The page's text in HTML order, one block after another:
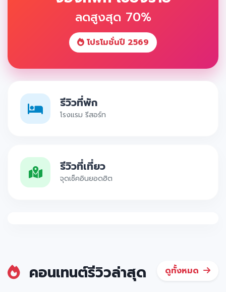
ลดสูงสุด 70%
โปรโมชั่นปี 2569
รีวิวที่พัก
โรงแรม รีสอร์ท
รีวิวที่เที่ยว
จุดเช็คอินยอดฮิต
คอนเทนต์รีวิวล่าสุด ดูทั้งหมด